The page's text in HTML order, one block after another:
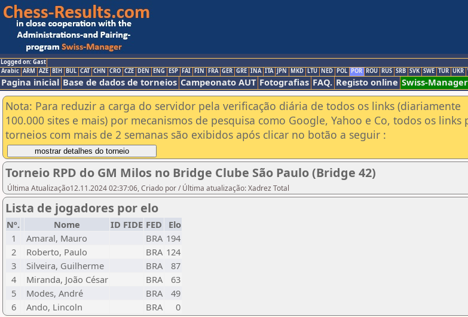
Logged on: Gast
Arabic ARM AZE BIH BUL CAT CHN CRO CZE DEN ENG ESP FAI FIN FRA GER GRE INA ITA JPN MKD LTU NED POL POR ROU RUS SRB SVK SWE TUR UKR
Pagina inicial Base de dados de torneios Campeonato AUT Fotografias FAQ. Registo online Swiss-Manager
Nota: Para reduzir a carga do servidor pela verificação diária de todos os links (diariamente
100.000 sites e mais) por mecanismos de pesquisa como Google, Yahoo e Co, todos os links
torneios com mais de 2 semanas são exibidos após clicar no botão a seguir :
Torneio RPD do GM Milos no Bridge Clube São Paulo (Bridge 42)
Última Atualização12.11.2024 02:37:06, Criado por / Última atualização: Xadrez Total
Lista de jogadores por elo
Nº. Nome ID FIDE FED
Elo
1
Amaral, Mauro BRA 194
2
Roberto, Paulo BRA 124
3
Silveira, Guilherme BRA
87
4
Miranda, João César BRA
63
5
Modes, André BRA
49
6
Ando, Lincoln BRA 0